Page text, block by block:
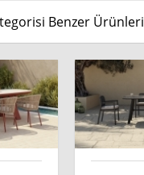
Benzer Ürünleri